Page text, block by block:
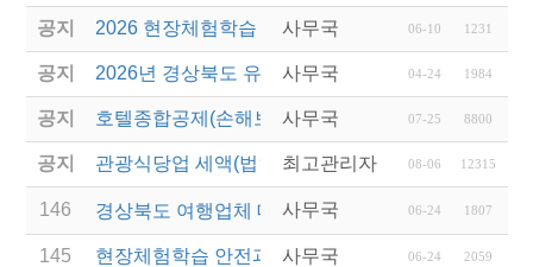
공지 2026 현장체험학습 안전과정(신규.재강습)
사무국 06-10 1231
공지 2026년 경상북도 유니크베뉴를 활용한 MICE행사
사무국 04-24 1984
공지 호텔종합공제(손해보험) 서비스 안내
사무국 07-25 8800
공지 관광식당업 세액(법인세 및 소득세)감면 제도 안내
최고관리자 08-06 12315
146 경상북도 여행업체 대상 울릉도 ․ 독도 팸투어 안내
사무국 06-24 1807
145 현장체험학습 안전과정(신규ㆍ재강습) 교육 실시 재
사무국 06-24 2059